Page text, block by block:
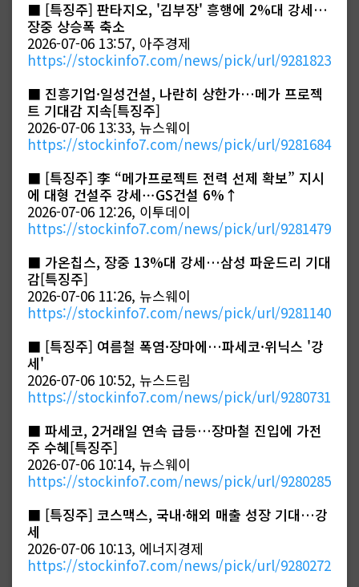
■ [특징주] 판타지오, '김부장' 흥행에 2%대 강세…
장중 상승폭 축소
2026-07-06 13:57, 아주경제
https://stockinfo7.com/news/pick/url/9281823
■ 진흥기업·일성건설, 나란히 상한가…메가 프로젝
트 기대감 지속[특징주]
2026-07-06 13:33, 뉴스웨이
https://stockinfo7.com/news/pick/url/9281684
■ [특징주] 李 “메가프로젝트 전력 선제 확보” 지시
에 대형 건설주 강세⋯GS건설 6%↑
2026-07-06 12:26, 이투데이
https://stockinfo7.com/news/pick/url/9281479
■ 가온칩스, 장중 13%대 강세…삼성 파운드리 기대
감[특징주]
2026-07-06 11:26, 뉴스웨이
https://stockinfo7.com/news/pick/url/9281140
■ [특징주] 여름철 폭염·장마에…파세코·위닉스 '강
세'
2026-07-06 10:52, 뉴스드림
https://stockinfo7.com/news/pick/url/9280731
■ 파세코, 2거래일 연속 급등…장마철 진입에 가전
주 수혜[특징주]
2026-07-06 10:14, 뉴스웨이
https://stockinfo7.com/news/pick/url/9280285
■ [특징주] 코스맥스, 국내·해외 매출 성장 기대…강
세
2026-07-06 10:13, 에너지경제
https://stockinfo7.com/news/pick/url/9280272